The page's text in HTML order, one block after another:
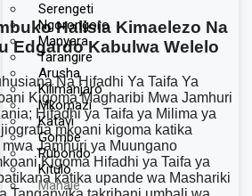
Serengeti
Ngorongoro
Manyara
Tarangire
Arusha
Kilimanjaro
Mkomazi
Katavi
Gombe
Rubondo
Kitulo
Mahale
Halisia Kimaelezo Na
Edgardo Kabulwa Welelo
Na Hifadhi Ya Taifa Ya
Kigoma Magharibi Mwa Jamhuri
Hifadhi ya Taifa ya Milima ya
mkoani kigoma katika
Jamhuri ya Muungano
Kigoma Hifadhi ya Taifa ya
katika upande wa Mashariki